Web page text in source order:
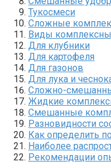
Тукосмеси
Сложные
Виды
Для клубники
Для картофеля
Для газонов
Для лука и
Сложно-
Жидкие
Смешанные
Разновидности
Как определить
Наиболее
Рекомендации